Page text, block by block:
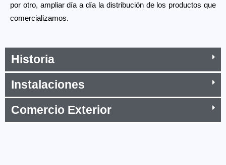
por otro, ampliar día a día la distribución de los productos que
comercializamos.
Historia
Instalaciones
Comercio Exterior